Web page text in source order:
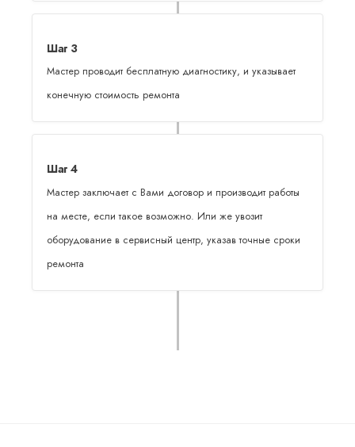
Шаг 3
Мастер проводит бесплатную диагностику, и указывает
конечную стоимость ремонта
Шаг 4
Мастер заключает с Вами договор и производит работы
на месте, если такое возможно. Или же увозит
оборудование в сервисный центр, указав точные сроки
ремонта